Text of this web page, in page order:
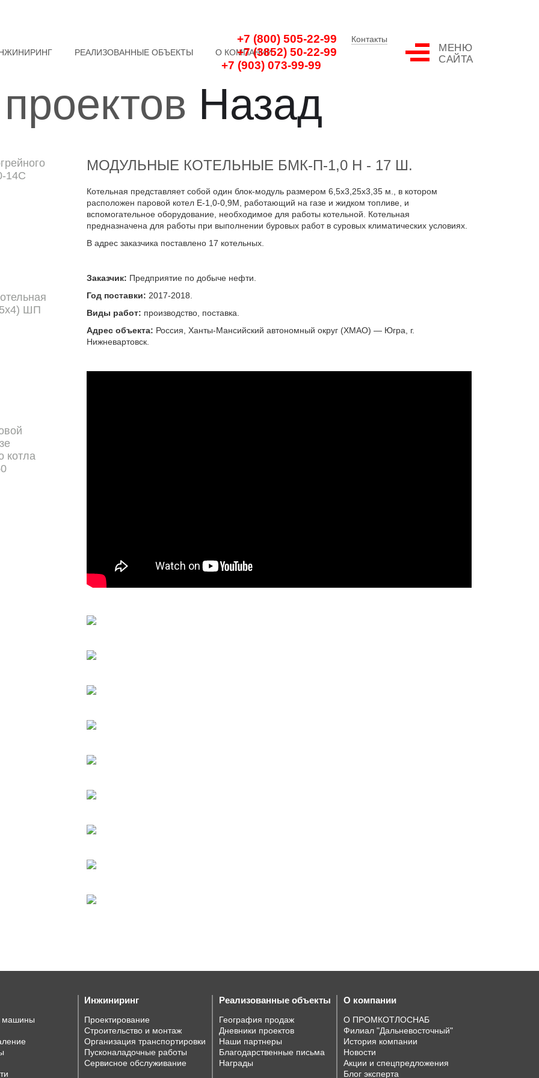
РЕАЛИЗОВАННЫЕ ОБЪЕКТЫ О КОМПАНИИ
+7 (800) 505-22-99
+7 (3852) 50-22-99
+7 (903) 073-99-99
Контакты
МЕНЮ
САЙТА
Назад
14С
ШП
котла
МОДУЛЬНЫЕ КОТЕЛЬНЫЕ БМК-П-1,0 Н - 17 Ш.
Котельная представляет собой один блок-модуль размером 6,5х3,25х3,35 м., в котором
расположен паровой котел Е-1,0-0,9М, работающий на газе и жидком топливе, и
вспомогательное оборудование, необходимое для работы котельной. Котельная
предназначена для работы при выполнении буровых работ в суровых климатических условиях.
В адрес заказчика поставлено 17 котельных.
Заказчик: Предприятие по добыче нефти.
Год поставки: 2017-2018.
Виды работ: производство, поставка.
Адрес объекта: Россия, Ханты-Мансийский автономный округ (ХМАО) — Югра, г.
Нижневартовск.
машины
Инжиниринг
Проектирование
Строительство и монтаж
Организация транспортировки
Пусконаладочные работы
Сервисное обслуживание
Реализованные объекты
География продаж
Дневники проектов
Наши партнеры
Благодарственные письма
Награды
О компании
О ПРОМКОТЛОСНАБ
Филиал "Дальневосточный"
История компании
Новости
Акции и спецпредложения
Блог эксперта